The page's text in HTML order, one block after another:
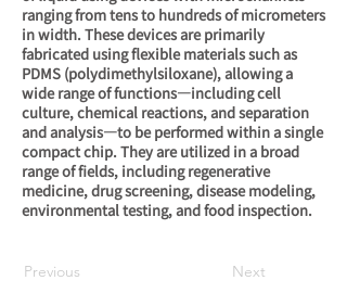
ranging from tens to hundreds of micrometers
in width. These devices are primarily
fabricated using flexible materials such as
PDMS (polydimethylsiloxane), allowing a
wide range of functions—including cell
culture, chemical reactions, and separation
and analysis—to be performed within a single
compact chip. They are utilized in a broad
range of fields, including regenerative
medicine, drug screening, disease modeling,
environmental testing, and food inspection.
Previous Next